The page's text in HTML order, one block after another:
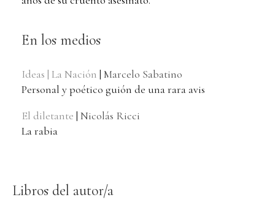
En los medios
Ideas | La Nación | Marcelo Sabatino
Per­so­nal y poé­tico guión de una rara avis
El diletante | Nicolás Ricci
La rabia
Libros del autor/a